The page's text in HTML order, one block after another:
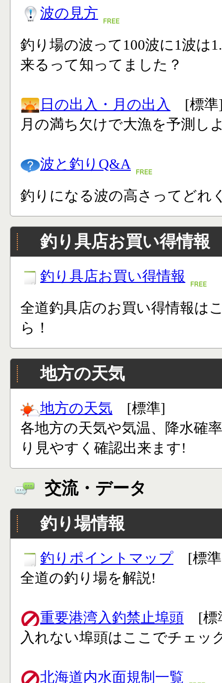
波の見方
釣り場の波って100波に1波は
来るって知ってました？
日の出入・月の出入
[標準
月の満ち欠けで大漁を予測し
波と釣りQ&A
釣りになる波の高さってどれ
釣り具店お買い得情報
釣り具店お買い得情報
全道釣具店のお買い得情報は
ら！
地方の天気
地方の天気 [標準]
各地方の天気や気温、降水確
り見やすく確認出来ます!
交流・データ
釣り場情報
釣りポイントマップ [標
全道の釣り場を解説!
重要港湾入釣禁止埠頭 [標
入れない埠頭はここでチェッ
北海道内水面規制一覧